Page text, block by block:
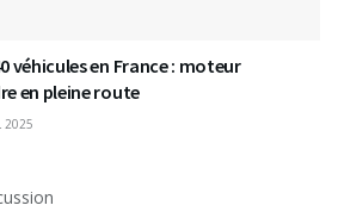
véhicules en France : moteur
en pleine route
2025